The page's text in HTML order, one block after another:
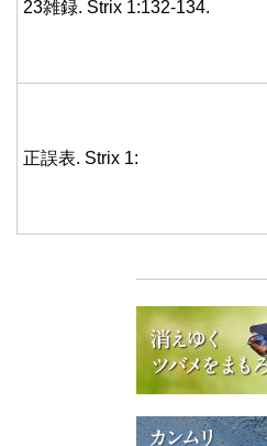
23雑録. Strix 1:132-134.
正誤表. Strix 1: